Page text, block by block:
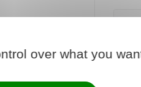
over what you